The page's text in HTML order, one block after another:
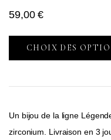
59,00€
CHOIX DES
Un bijou de la ligne
zirconium. Livraison en 3